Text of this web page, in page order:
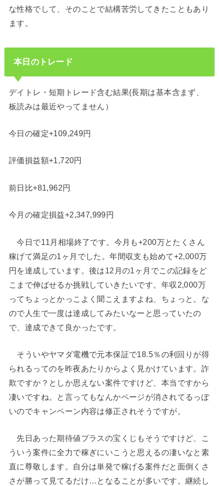
な性格でして、そのことで結構苦労してきたこともあり
ます。
本日のトレード
デイトレ・短期トレード含む結果(長期は基本含まず、
板読みは最近やってません）
今日の確定+109,249円
評価損益額+1,720円
前日比+81,962円
今月の確定損益+2,347,999円
今日で11月相場終了です。今月も+200万とたくさん
稼げて満足の1ヶ月でした。年間収支も始めて+2,000万
円を達成しています。後は12月の1ヶ月でこの記録をど
こまで伸ばせるか挑戦していきたいです。年収2,000万
ってちょっとかっこよく聞こえますよね、ちょっと。な
ので人生で一度は達成してみたいなーと思っていたの
で、達成できて良かったです。
そういやヤマダ電機で元本保証で18.5％の利回りが得
られるってのを昨夜あたりからよく見かけています。詐
欺ですか？としか思えない案件ですけど、本当ですから
凄いですね。と言ってもなんかページが消されてるっぽ
いのでキャンペーン内容は修正されそうですが。
先日あった期待値プラスの宝くじもそうですけど、こ
ういう案件に全力で稼ぎにいこうと思えるの凄いなと素
直に尊敬します。自分は単発で稼げる案件だと面倒くさ
さが勝って見てるだけ…となることが多いです。継続し